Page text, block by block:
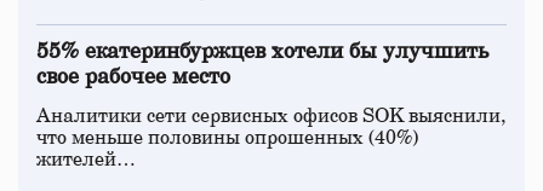
55% екатеринбуржцев хотели бы улучшить
свое рабочее место
Аналитики сети сервисных офисов SOK выяснили,
что меньше половины опрошенных (40%)
жителей…